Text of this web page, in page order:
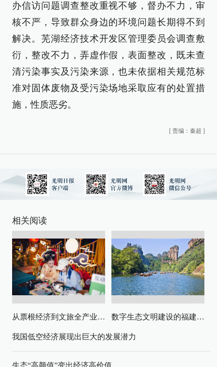
办信访问题调查整改重视不够，督办不力，审
核不严，导致群众身边的环境问题长期得不到
解决。芜湖经济技术开发区管理委员会调查敷
衍，整改不力，弄虚作假，表面整改，既未查
清污染事实及污染来源，也未依据相关规范标
准对固体废物及受污染场地采取应有的处置措
施，性质恶劣。
[ 责编：秦超 ]
相关阅读
从票根经济到文旅全产业链升级 数字生态文明建设的福建路径与启示
我国低空经济展现出巨大的发展潜力
生态“高颜值”变出经济高价值